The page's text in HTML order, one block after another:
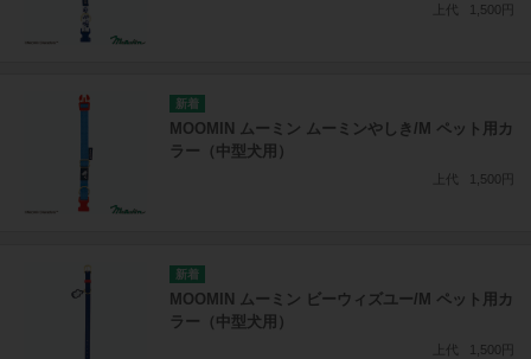
上代 1,500円
MOOMIN ムーミン ムーミンやしき/M ペット用カ
ラー（中型犬用）
上代 1,500円
MOOMIN ムーミン ビーウィズユー/M ペット用カ
ラー（中型犬用）
上代 1,500円